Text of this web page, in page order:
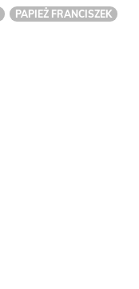
PAPIEŻ FRANCISZEK